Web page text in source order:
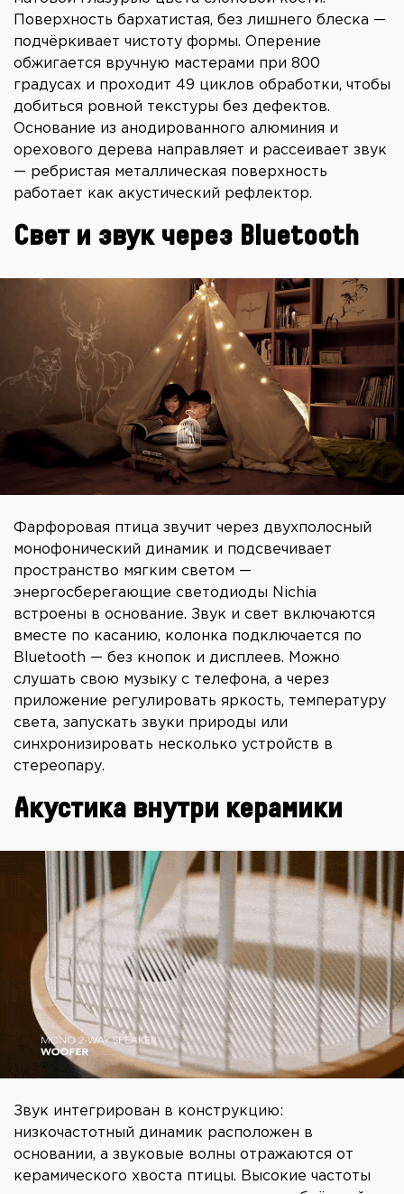
Поверхность бархатистая, без лишнего блеска —
подчёркивает чистоту формы. Оперение
обжигается вручную мастерами при 800
градусах и проходит 49 циклов обработки, чтобы
добиться ровной текстуры без дефектов.
Основание из анодированного алюминия и
орехового дерева направляет и рассеивает звук
— ребристая металлическая поверхность
работает как акустический рефлектор.
Свет и звук через Bluetooth
Фарфоровая птица звучит через двухполосный
монофонический динамик и подсвечивает
пространство мягким светом —
энергосберегающие светодиоды Nichia
встроены в основание. Звук и свет включаются
вместе по касанию, колонка подключается по
Bluetooth — без кнопок и дисплеев. Можно
слушать свою музыку с телефона, а через
приложение регулировать яркость, температуру
света, запускать звуки природы или
синхронизировать несколько устройств в
стереопару.
Акустика внутри керамики
Звук интегрирован в конструкцию:
низкочастотный динамик расположен в
основании, а звуковые волны отражаются от
керамического хвоста птицы. Высокие частоты